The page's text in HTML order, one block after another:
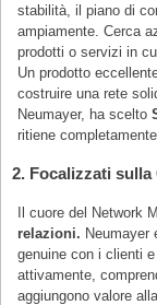
stabilità, il piano di
ampiamente. Cerca
prodotti o servizi in
Un prodotto
costruire una rete
Neumayer, ha scelto
ritiene
2. Focalizzati
Il cuore del Network
relazioni. Neumayer
genuine con i clienti
attivamente,
aggiungono valore